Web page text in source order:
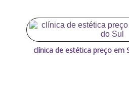
clínica de estética preço em